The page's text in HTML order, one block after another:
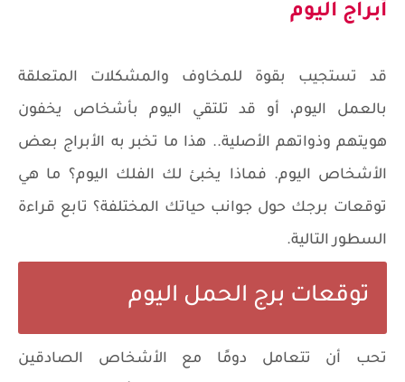
أبراج اليوم
قد تستجيب بقوة للمخاوف والمشكلات المتعلقة
بالعمل اليوم، أو قد تلتقي اليوم بأشخاص يخفون
هويتهم وذواتهم الأصلية.. هذا ما تخبر به الأبراج بعض
الأشخاص اليوم. فماذا يخبئ لك الفلك اليوم؟ ما هي
توقعات برجك حول جوانب حياتك المختلفة؟ تابع قراءة
السطور التالية.
توقعات برج الحمل اليوم
تحب أن تتعامل دومًا مع الأشخاص الصادقين